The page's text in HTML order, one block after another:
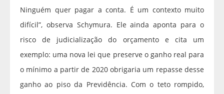
Ninguém quer pagar a conta. É um contexto muito
difícil”, observa Schymura. Ele ainda aponta para o
risco de judicialização do orçamento e cita um
exemplo: uma nova lei que preserve o ganho real para
o mínimo a partir de 2020 obrigaria um repasse desse
ganho ao piso da Previdência. Com o teto rompido,